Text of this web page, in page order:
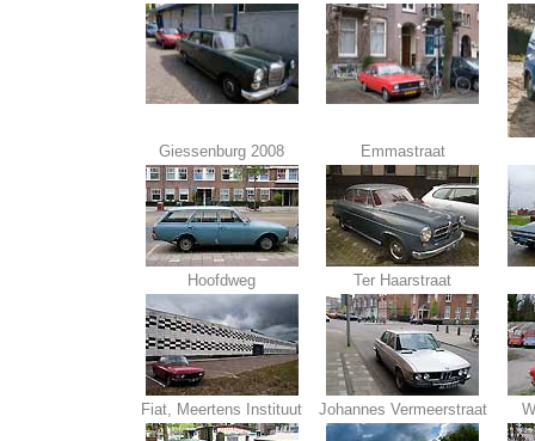
Giessenburg 2008 Emmastraat
Hoofdweg Ter Haarstraat
Fiat, Meertens Instituut Johannes Vermeerstraat